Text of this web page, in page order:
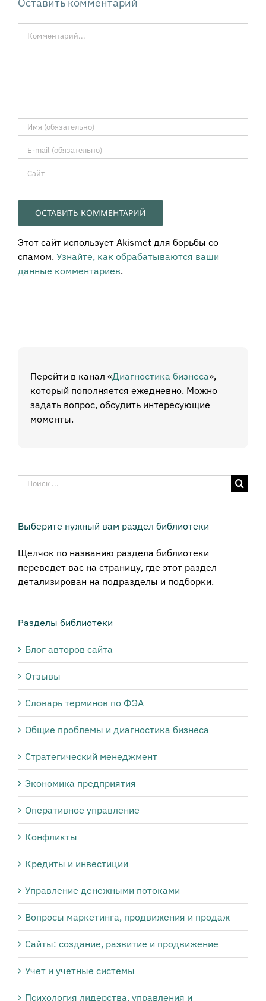
Этот сайт использует Akismet для борьбы со
спамом. Узнайте, как обрабатываются ваши
данные комментариев.
Перейти в канал «Диагностика бизнеса»,
который пополняется ежедневно. Можно
задать вопрос, обсудить интересующие
моменты.
Результат
поиска:
Выберите нужный вам раздел библиотеки
Щелчок по названию раздела библиотеки
переведет вас на страницу, где этот раздел
детализирован на подразделы и подборки.
Разделы библиотеки
Блог авторов сайта
Отзывы
Словарь терминов по ФЭА
Общие проблемы и диагностика бизнеса
Стратегический менеджмент
Экономика предприятия
Оперативное управление
Конфликты
Кредиты и инвестиции
Управление денежными потоками
Вопросы маркетинга, продвижения и продаж
Сайты: создание, развитие и продвижение
Учет и учетные системы
Психология лидерства, управления и